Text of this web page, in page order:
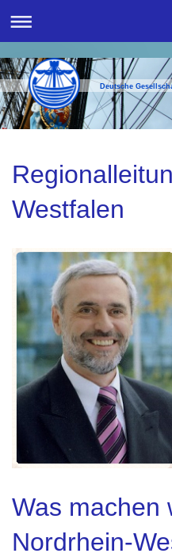
Deutsche
Westfalen
Was machen
Nordrhein-